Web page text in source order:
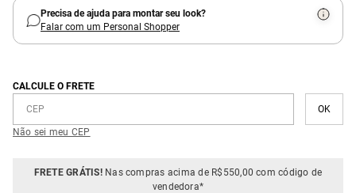
Precisa de ajuda para montar seu look?
Falar com um Personal Shopper
CALCULE O FRETE
Não sei meu CEP
FRETE GRÁTIS!Nas compras acima de R$550,00 com código de
vendedora*